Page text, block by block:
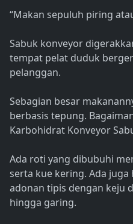
“Makan sepuluh piring
Sabuk konveyor
tempat pelat duduk
pelanggan.
Sebagian besar
berbasis tepung.
Karbohidrat Konveyor
Ada roti yang dibubuhi
serta kue kering. Ada
adonan tipis dengan keju
hingga garing.